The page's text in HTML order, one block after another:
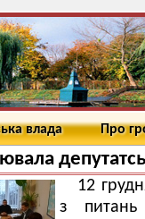
влада Про
12
з питань